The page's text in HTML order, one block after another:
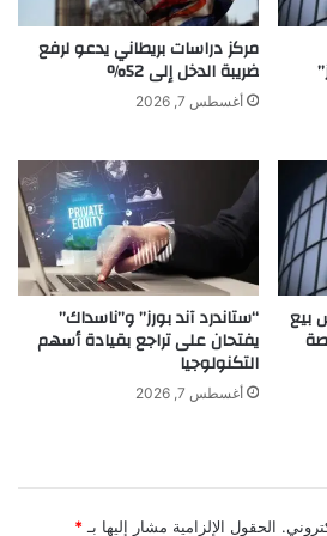
مركز دراسات بريطاني يدعو لرفع
ضريبة الدخل إلى 52%
أغسطس 7, 2026
بيع “ستاندرد آند بورز” و”ناسداك”
يفتحان على تراجع بقيادة أسهم
التكنولوجيا
أغسطس 7, 2026
الحقول الإلزامية مشار إليها بـ *